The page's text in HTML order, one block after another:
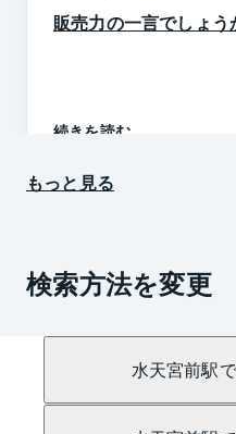
販売力の一言でしょう
続きを読む
もっと見る
検索方法を変更
水天宮前駅